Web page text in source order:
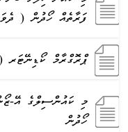
ފަރާތެއް ހޯދުން (
ޕްރޮގްރާމް ކޯޑިނޭޓަރ
މި ކައުންސިލްގެ އޭ-
ހޯދުން